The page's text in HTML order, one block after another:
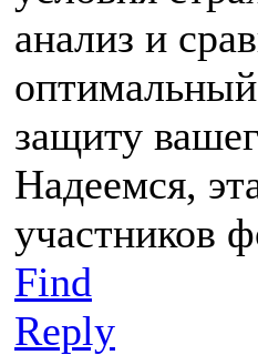
анализ и
защиту
Надеемся,
участников
Find
Reply